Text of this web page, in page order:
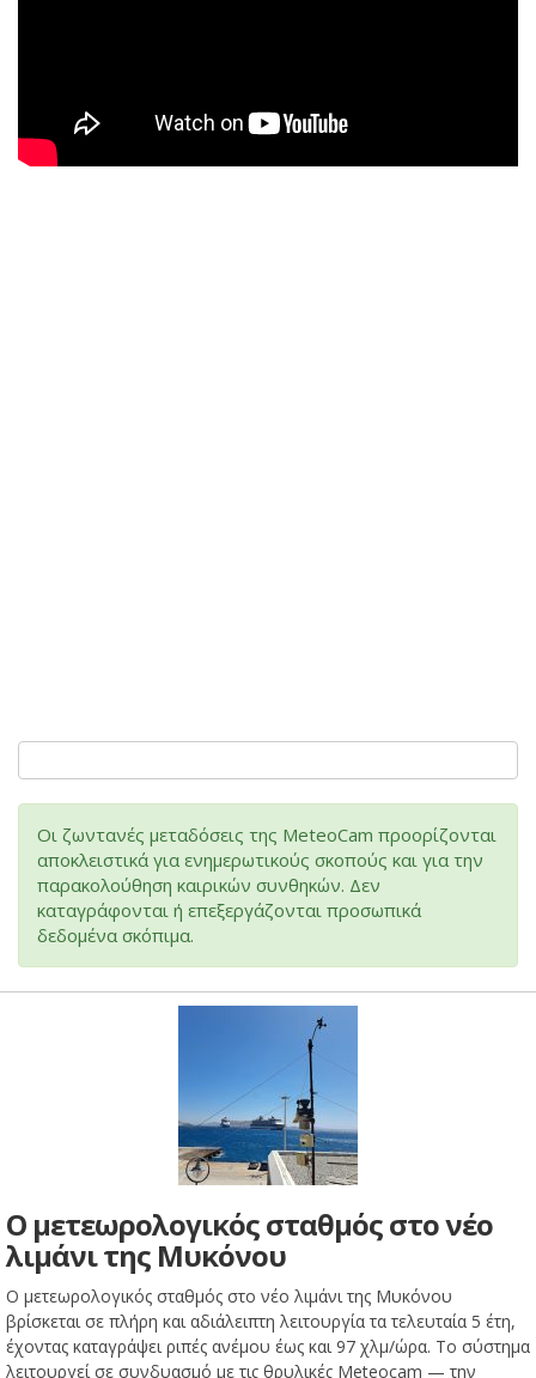
Οι ζωντανές μεταδόσεις της MeteoCam προορίζονται
αποκλειστικά για ενημερωτικούς σκοπούς και για την
παρακολούθηση καιρικών συνθηκών. Δεν
καταγράφονται ή επεξεργάζονται προσωπικά
δεδομένα σκόπιμα.
Ο μετεωρολογικός σταθμός στο νέο
λιμάνι της Μυκόνου
Ο μετεωρολογικός σταθμός στο νέο λιμάνι της Μυκόνου
βρίσκεται σε πλήρη και αδιάλειπτη λειτουργία τα τελευταία 5 έτη,
έχοντας καταγράψει ριπές ανέμου έως και 97 χλμ/ώρα. Το σύστημα
λειτουργεί σε συνδυασμό με τις θρυλικές Meteocam — την